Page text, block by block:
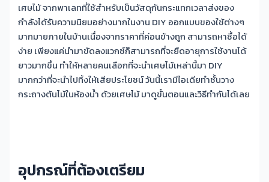
เศษไม้ จากพาเลทที่ใช้สำหรับเป็นวัสดุกันกระแทกเวลาส่งของ
กำลังได้รับความนิยมอย่างมากในงาน DIY ออกแบบของใช้ต่างๆ
มากมายภายในบ้านเนื่องจากราคาที่ค่อนข้างถูก สามารถหาซื้อได้
ง่าย เพียงแค่นำมาขัดลงแวกซ์ก็สามารถที่จะยืดอายุการใช้งานได้
ยาวมากขึ้น ทำให้หลายคนเลือกที่จะนำเศษไม้เหล่านี้มา DIY
มากกว่าที่จะนำไปทิ้งให้เสียประโยชน์ วันนี้เรามีไอเดียทำชั้นวาง
กระถางต้นไม้ในห้องน้ำ ด้วยเศษไม้ มาดูขั้นตอนและวิธีทำกันได้เลย
อุปกรณ์ที่ต้องเตรียม